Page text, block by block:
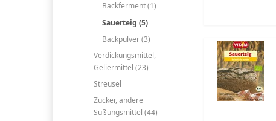
Backferment (1)
Sauerteig (5)
Backpulver (3)
Verdickungsmittel,
Geliermittel (23)
Streusel
Zucker, andere
Süßungsmittel (44)